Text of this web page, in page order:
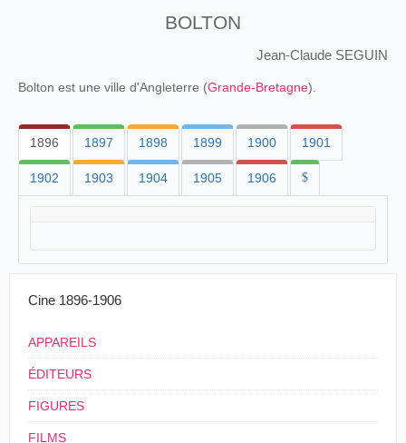
BOLTON
Jean-Claude SEGUIN
Bolton est une ville d'Angleterre (Grande-Bretagne).
1896 1897 1898 1899 1900 1901
1902 1903 1904 1905 1906 $
Cine 1896-1906
APPAREILS
ÉDITEURS
FIGURES
FILMS